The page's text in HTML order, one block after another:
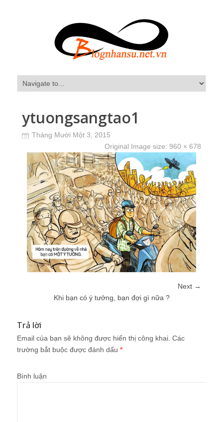
ytuongsangtao1
Tháng Mười Một 3, 2015
Original Image size: 960 × 678
Next →
Khi bạn có ý tưởng, bạn đợi gì nữa ?
Trả lời
Email của bạn sẽ không được hiển thị công khai. Các
trường bắt buộc được đánh dấu *
Bình luận